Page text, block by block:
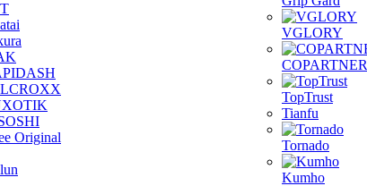
Original
VGLORY
COPARTNER
TopTrust
Tianfu
Tornado
Kumho